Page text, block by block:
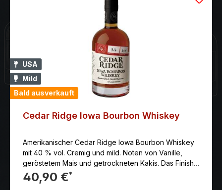
USA
Mild
Bald ausverkauft
Cedar Ridge Iowa Bourbon Whiskey
Amerikanischer Cedar Ridge Iowa Bourbon Whiskey
mit 40 % vol. Cremig und mild. Noten von Vanille,
geröstetem Mais und getrockneten Kakis. Das Finish
ist sauber, kurz bis mittellang, mit einem Hauch von
würziger Eiche.
40,90 €*